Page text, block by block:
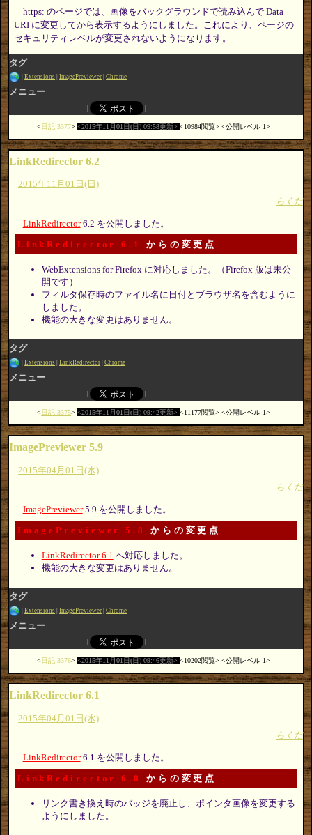
https: のページでは、画像をバックグラウンドで読み込んで Data
URI に変更してから表示するようにしました。これにより、ページの
セキュリティレベルが変更されないようになります。
タグ
Extensions ImagePreviewer Chrome
メニュー
日記:3377 2015年11月01日(日) 09:58更新 10984閲覧 公開レベル 1
LinkRedirector 6.2
2015年11月01日(日)
らくだ
LinkRedirector6.2 を公開しました。
LinkRedirector 6.1 からの変更点
WebExtensions for Firefox に対応しました。（Firefox 版は未公
開です）
フィルタ保存時のファイル名に日付とブラウザ名を含むように
しました。
機能の大きな変更はありません。
タグ
Extensions LinkRedirector Chrome
メニュー
日記:3375 2015年11月01日(日) 09:42更新 11177閲覧 公開レベル 1
ImagePreviewer 5.9
2015年04月01日(水)
らくだ
ImagePreviewer5.9 を公開しました。
ImagePreviewer 5.8 からの変更点
LinkRedirector 6.1 へ対応しました。
機能の大きな変更はありません。
タグ
Extensions ImagePreviewer Chrome
メニュー
日記:3376 2015年11月01日(日) 09:46更新 10202閲覧 公開レベル 1
LinkRedirector 6.1
2015年04月01日(水)
らくだ
LinkRedirector6.1 を公開しました。
LinkRedirector 6.0 からの変更点
リンク書き換え時のバッジを廃止し、ポインタ画像を変更する
ようにしました。